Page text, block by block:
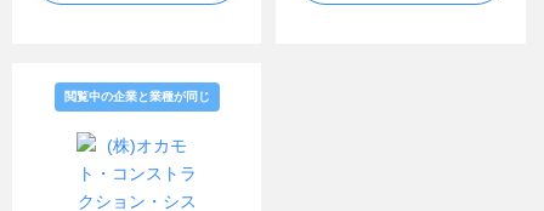
閲覧中の企業と業種が同じ